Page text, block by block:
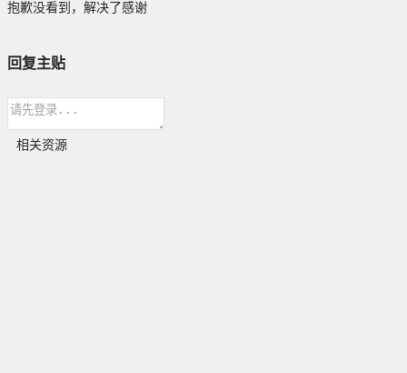
抱歉没看到，解决了感谢
回复主贴
相关资源